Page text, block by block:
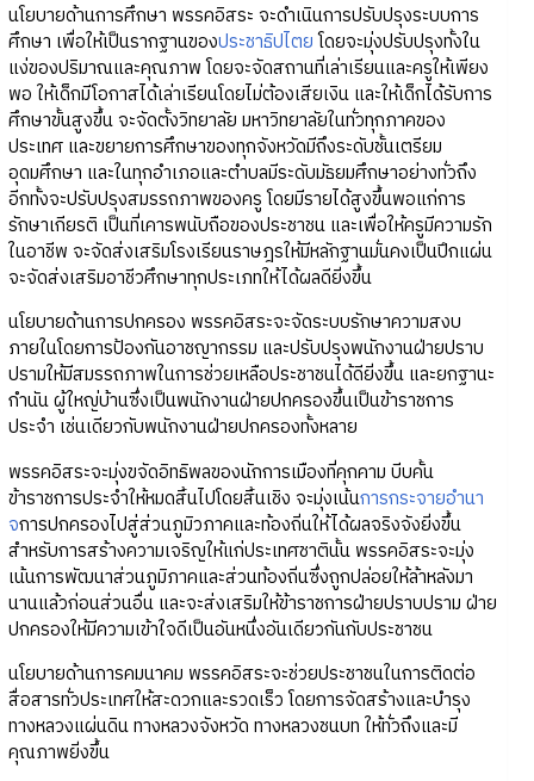
นโยบายด้านการศึกษา พรรคอิสระ จะดำเนินการปรับปรุงระบบการ
ศึกษา เพื่อให้เป็นรากฐานของประชาธิปไตยโดยจะมุ่งปรับปรุงทั้งใน
แง่ของปริมาณและคุณภาพ โดยจะจัดสถานที่เล่าเรียนและครูให้เพียง
พอ ให้เด็กมีโอกาสได้เล่าเรียนโดยไม่ต้องเสียเงิน และให้เด็กได้รับการ
ศึกษาขั้นสูงขึ้น จะจัดตั้งวิทยาลัย มหาวิทยาลัยในทั่วทุกภาคของ
ประเทศ และขยายการศึกษาของทุกจังหวัดมีถึงระดับชั้นเตรียม
อุดมศึกษา และในทุกอำเภอและตำบลมีระดับมัธยมศึกษาอย่างทั่วถึง
อีกทั้งจะปรับปรุงสมรรถภาพของครู โดยมีรายได้สูงขึ้นพอแก่การ
รักษาเกียรติ เป็นที่เคารพนับถือของประชาชน และเพื่อให้ครูมีความรัก
ในอาชีพ จะจัดส่งเสริมโรงเรียนราษฎรให้มีหลักฐานมั่นคงเป็นปึกแผ่น
จะจัดส่งเสริมอาชีวศึกษาทุกประเภทให้ได้ผลดียิ่งขึ้น
นโยบายด้านการปกครอง พรรคอิสระจะจัดระบบรักษาความสงบ
ภายในโดยการป้องกันอาชญากรรม และปรับปรุงพนักงานฝ่ายปราบ
ปรามให้มีสมรรถภาพในการช่วยเหลือประชาชนได้ดียิ่งขึ้น และยกฐานะ
กำนัน ผู้ใหญ่บ้านซึ่งเป็นพนักงานฝ่ายปกครองขึ้นเป็นข้าราชการ
ประจำ เช่นเดียวกับพนักงานฝ่ายปกครองทั้งหลาย
พรรคอิสระจะมุ่งขจัดอิทธิพลของนักการเมืองที่คุกคาม บีบคั้น
ข้าราชการประจำให้หมดสิ้นไปโดยสิ้นเชิง จะมุ่งเน้นการกระจายอำนา
จการปกครองไปสู่ส่วนภูมิวภาคและท้องถิ่นให้ได้ผลจริงจังยิ่งขึ้น
สำหรับการสร้างความเจริญให้แก่ประเทศชาตินั้น พรรคอิสระจะมุ่ง
เน้นการพัฒนาส่วนภูมิภาคและส่วนท้องถิ่นซึ่งถูกปล่อยให้ล้าหลังมา
นานแล้วก่อนส่วนอื่น และจะส่งเสริมให้ข้าราชการฝ่ายปราบปราม ฝ่าย
ปกครองให้มีความเข้าใจดีเป็นอันหนึ่งอันเดียวกันกับประชาชน
นโยบายด้านการคมนาคม พรรคอิสระจะช่วยประชาชนในการติดต่อ
สื่อสารทั่วประเทศให้สะดวกและรวดเร็ว โดยการจัดสร้างและบำรุง
ทางหลวงแผ่นดิน ทางหลวงจังหวัด ทางหลวงชนบท ให้ทั่วถึงและมี
คุณภาพยิ่งขึ้น